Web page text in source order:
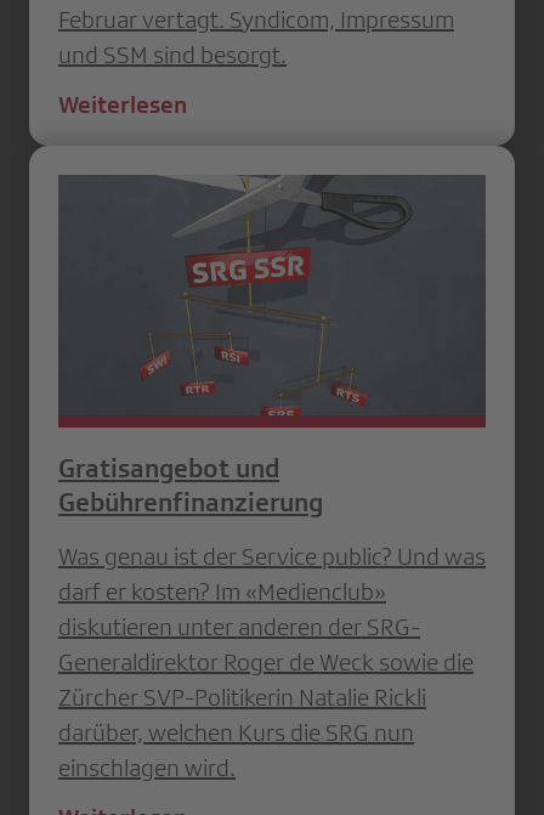
Februar vertagt. Syndicom, Impressum
und SSM sind besorgt.
Weiterlesen
Gratisangebot und
Gebührenfinanzierung
Was genau ist der Service public? Und was
darf er kosten? Im «Medienclub»
diskutieren unter anderen der SRG-
Generaldirektor Roger de Weck sowie die
Zürcher SVP-Politikerin Natalie Rickli
darüber, welchen Kurs die SRG nun
einschlagen wird.